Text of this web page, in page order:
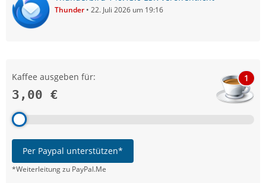
Thunder 22. Juli 2026 um 19:16
Kaffee ausgeben für:
3,00 €
1
Per Paypal unterstützen*
*Weiterleitung zu PayPal.Me